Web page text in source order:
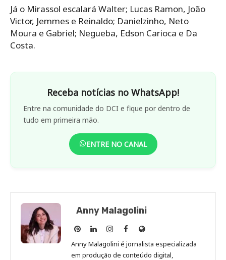
Já o Mirassol escalará Walter; Lucas Ramon, João
Victor, Jemmes e Reinaldo; Danielzinho, Neto
Moura e Gabriel; Negueba, Edson Carioca e Da
Costa.
Receba notícias no WhatsApp!
Entre na comunidade do DCI e fique por dentro de
tudo em primeira mão.
ENTRE NO CANAL
Anny Malagolini
Anny
Malagolini
no
Anny
Malagolini
no
Anny
Malagolini
no
Anny
Malagolini
no
Site
de
Anny
Anny Malagolini é jornalista especializada
em produção de conteúdo digital,